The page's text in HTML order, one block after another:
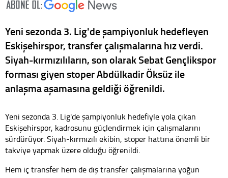
Yeni sezonda 3. Lig'de şampiyonluk hedefleyen
Eskişehirspor, transfer çalışmalarına hız verdi.
Siyah-kırmızılıların, son olarak Sebat Gençlikspor
forması giyen stoper Abdülkadir Öksüz ile
anlaşma aşamasına geldiği öğrenildi.
Yeni sezonda 3. Lig'de şampiyonluk hedefiyle yola çıkan
Eskişehirspor, kadrosunu güçlendirmek için çalışmalarını
sürdürüyor. Siyah-kırmızılı ekibin, stoper hattına önemli bir
takviye yapmak üzere olduğu öğrenildi.
Hem iç transfer hem de dış transfer çalışmalarına yoğun